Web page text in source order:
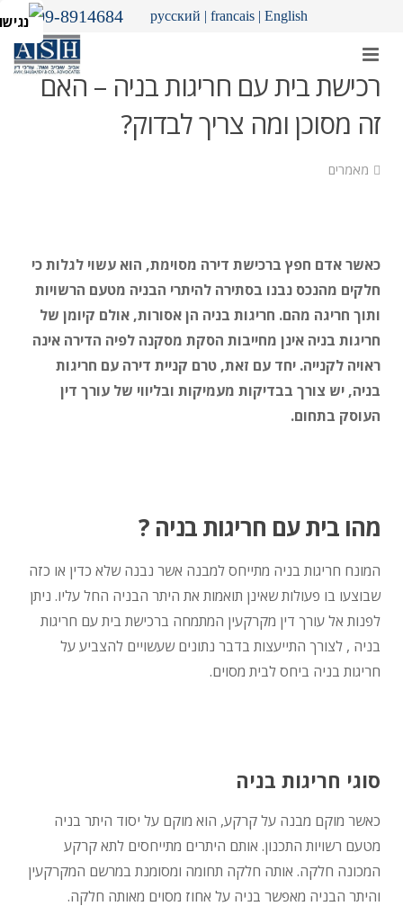
09-8914684 русский | francais| English
רכישת בית עם חריגות בניה – האם
זה מסוכן ומה צריך לבדוק?
מאמרים
כאשר אדם חפץ ברכישת דירה מסוימת, הוא עשוי לגלות כי
חלקים מהנכס נבנו בסתירה להיתרי הבניה מטעם הרשויות
ותוך חריגה מהם. חריגות בניה הן אסורות, אולם קיומן של
חריגות בניה אינן מחייבות הסקת מסקנה לפיה הדירה אינה
ראויה לקנייה. יחד עם זאת, טרם קניית דירה עם חריגות
בניה, יש צורך בבדיקות מעמיקות ובליווי של עורך דין
העוסק בתחום.
מהו בית עם חריגות בניה ?
המונח חריגות בניה מתייחס למבנה אשר נבנה שלא כדין או כזה
שבוצעו בו פעולות שאינן תואמות את היתר הבניה החל עליו. ניתן
לפנות אל עורך דין מקרקעין המתמחה ברכישת בית עם חריגות
בניה , לצורך התייעצות בדבר נתונים שעשויים להצביע על
חריגות בניה ביחס לבית מסוים.
סוגי חריגות בניה
כאשר מוקם מבנה על קרקע, הוא מוקם על יסוד היתר בניה
מטעם רשויות התכנון. אותם היתרים מתייחסים לתא קרקע
המכונה חלקה. אותה חלקה תחומה ומסומנת במרשם המקרקעין
והיתר הבניה מאפשר בניה על אחוז מסוים מאותה חלקה.